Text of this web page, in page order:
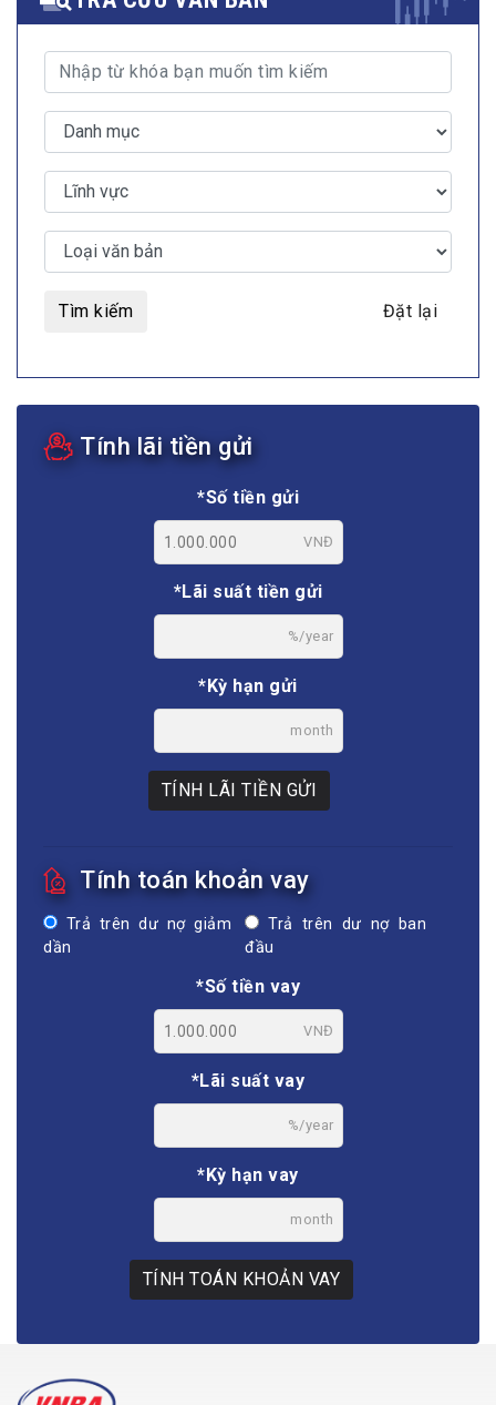
Tìm kiếm Đặt lại
Tính lãi tiền gửi
*Số tiền gửi
VNĐ
*Lãi suất tiền gửi
%/year
*Kỳ hạn gửi
month
TÍNH LÃI TIỀN GỬI
Tính toán khoản vay
Trả trên dư nợ giảm
dần
Trả trên dư nợ ban
đầu
*Số tiền vay
VNĐ
*Lãi suất vay
%/year
*Kỳ hạn vay
month
TÍNH TOÁN KHOẢN VAY